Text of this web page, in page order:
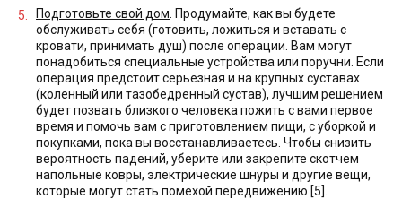
Подготовьте свой дом . Продумайте, как вы будете
обслуживать себя (готовить, ложиться и вставать с
кровати, принимать душ) после операции. Вам могут
понадобиться специальные устройства или поручни. Если
операция предстоит серьезная и на крупных суставах
(коленный или тазобедренный сустав), лучшим решением
будет позвать близкого человека пожить с вами первое
время и помочь вам с приготовлением пищи, с уборкой и
покупками, пока вы восстанавливаетесь. Чтобы снизить
вероятность падений, уберите или закрепите скотчем
напольные ковры, электрические шнуры и другие вещи,
которые могут стать помехой передвижению [5].